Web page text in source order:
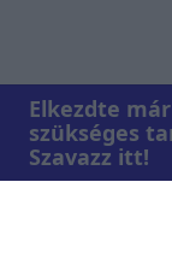
Elkezdte
szükséges
Szavazz itt!